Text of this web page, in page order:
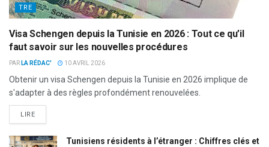
TRE
Visa Schengen depuis la Tunisie en 2026 : Tout ce qu’il
faut savoir sur les nouvelles procédures
PAR LA RÉDAC' 10 AVRIL 2026
Obtenir un visa Schengen depuis la Tunisie en 2026 implique de
s'adapter à des règles profondément renouvelées.
LIRE
Tunisiens résidents à l’étranger : Chiffres clés et